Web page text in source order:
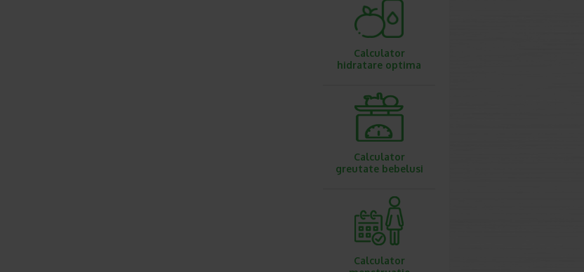
Calculator
hidratare optima
Calculator
greutate bebelusi
Calculator